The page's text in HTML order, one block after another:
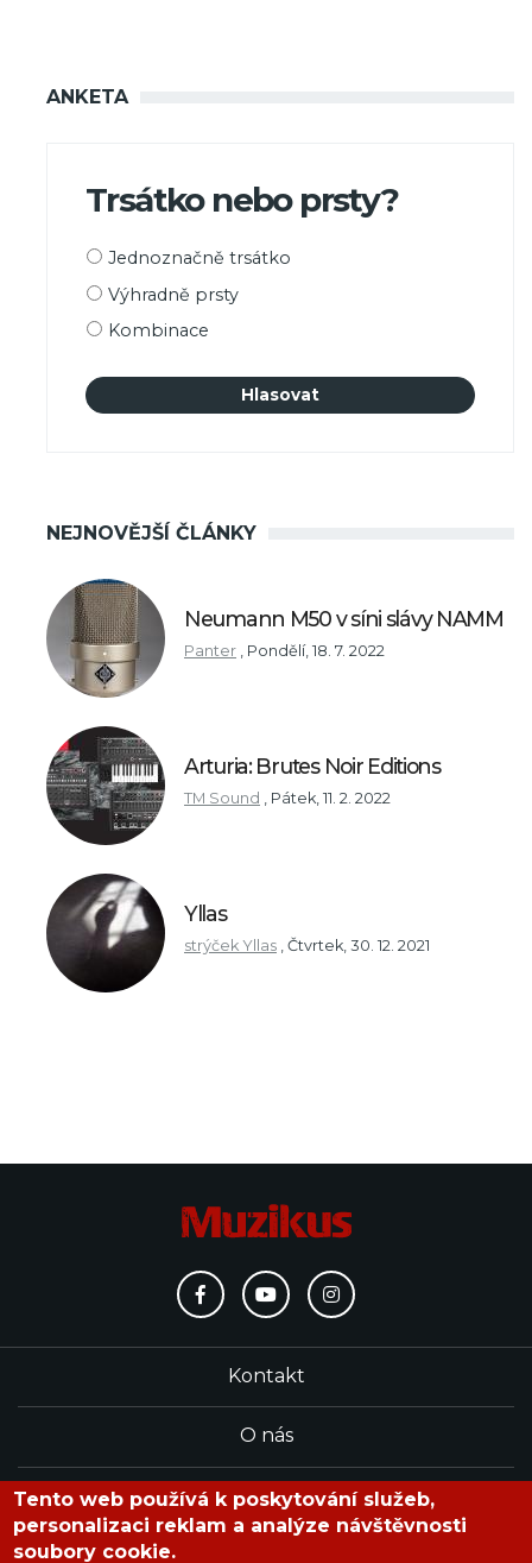
ANKETA
Trsátko nebo prsty?
Možnosti
Jednoznačně trsátko
Výhradně prsty
Kombinace
NEJNOVĚJŠÍ ČLÁNKY
Neumann M50 v síni slávy NAMM
Panter , Pondělí, 18. 7. 2022
Arturia: Brutes Noir Editions
TM Sound , Pátek, 11. 2. 2022
Yllas
strýček Yllas , Čtvrtek, 30. 12. 2021
Kontakt
O nás
Redakce
Tento web používá k poskytování služeb,
personalizaci reklam a analýze návštěvnosti
soubory cookie.